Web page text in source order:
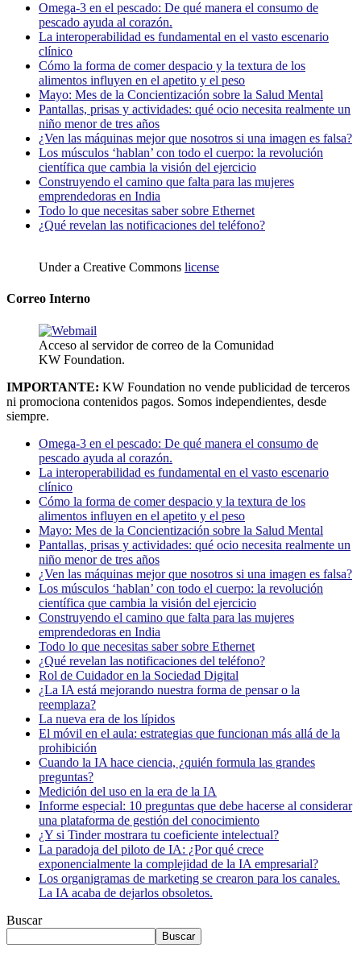
Omega-3 en el pescado: De qué manera el consumo de
pescado ayuda al corazón.
La interoperabilidad es fundamental en el vasto escenario
clínico
Cómo la forma de comer despacio y la textura de los
alimentos influyen en el apetito y el peso
Mayo: Mes de la Concientización sobre la Salud Mental
Pantallas, prisas y actividades: qué ocio necesita realmente un
niño menor de tres años
¿Ven las máquinas mejor que nosotros si una imagen es falsa?
Los músculos ‘hablan’ con todo el cuerpo: la revolución
científica que cambia la visión del ejercicio
Construyendo el camino que falta para las mujeres
emprendedoras en India
Todo lo que necesitas saber sobre Ethernet
¿Qué revelan las notificaciones del teléfono?
Under a Creative Commons license
Correo Interno
Acceso al servidor de correo de la Comunidad
KW Foundation.
IMPORTANTE: KW Foundation no vende publicidad de terceros
ni promociona contenidos pagos. Somos independientes, desde
siempre.
Omega-3 en el pescado: De qué manera el consumo de
pescado ayuda al corazón.
La interoperabilidad es fundamental en el vasto escenario
clínico
Cómo la forma de comer despacio y la textura de los
alimentos influyen en el apetito y el peso
Mayo: Mes de la Concientización sobre la Salud Mental
Pantallas, prisas y actividades: qué ocio necesita realmente un
niño menor de tres años
¿Ven las máquinas mejor que nosotros si una imagen es falsa?
Los músculos ‘hablan’ con todo el cuerpo: la revolución
científica que cambia la visión del ejercicio
Construyendo el camino que falta para las mujeres
emprendedoras en India
Todo lo que necesitas saber sobre Ethernet
¿Qué revelan las notificaciones del teléfono?
Rol de Cuidador en la Sociedad Digital
¿La IA está mejorando nuestra forma de pensar o la
reemplaza?
La nueva era de los lípidos
El móvil en el aula: estrategias que funcionan más allá de la
prohibición
Cuando la IA hace ciencia, ¿quién formula las grandes
preguntas?
Medición del uso en la era de la IA
Informe especial: 10 preguntas que debe hacerse al considerar
una plataforma de gestión del conocimiento
¿Y si Tinder mostrara tu coeficiente intelectual?
La paradoja del piloto de IA: ¿Por qué crece
exponencialmente la complejidad de la IA empresarial?
Los organigramas de marketing se crearon para los canales.
La IA acaba de dejarlos obsoletos.
Buscar
Buscar